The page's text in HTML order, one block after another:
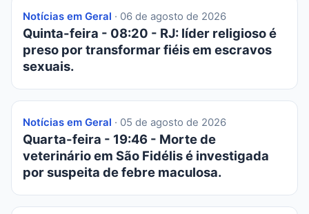
Notícias em Geral · 06 de agosto de 2026
Quinta-feira - 08:20 - RJ: líder religioso é
preso por transformar fiéis em escravos
sexuais.
Notícias em Geral · 05 de agosto de 2026
Quarta-feira - 19:46 - Morte de
veterinário em São Fidélis é investigada
por suspeita de febre maculosa.